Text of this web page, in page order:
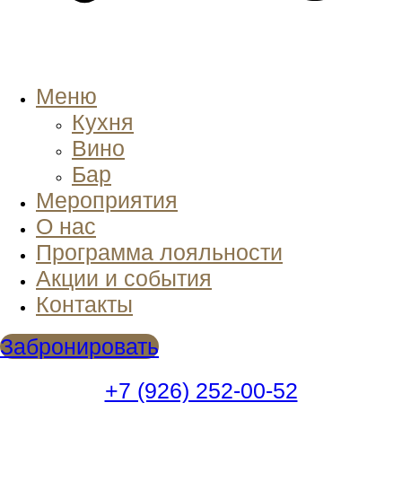
Меню
Кухня
Вино
Бар
Мероприятия
О нас
Программа лояльности
Акции и события
Контакты
Забронировать
+7 (926) 252-00-52